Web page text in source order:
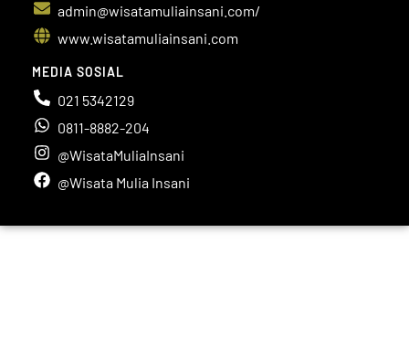
admin@wisatamuliainsani.com/
www.wisatamuliainsani.com
MEDIA SOSIAL
021 5342129
0811-8882-204
@WisataMuliaInsani
@Wisata Mulia Insani